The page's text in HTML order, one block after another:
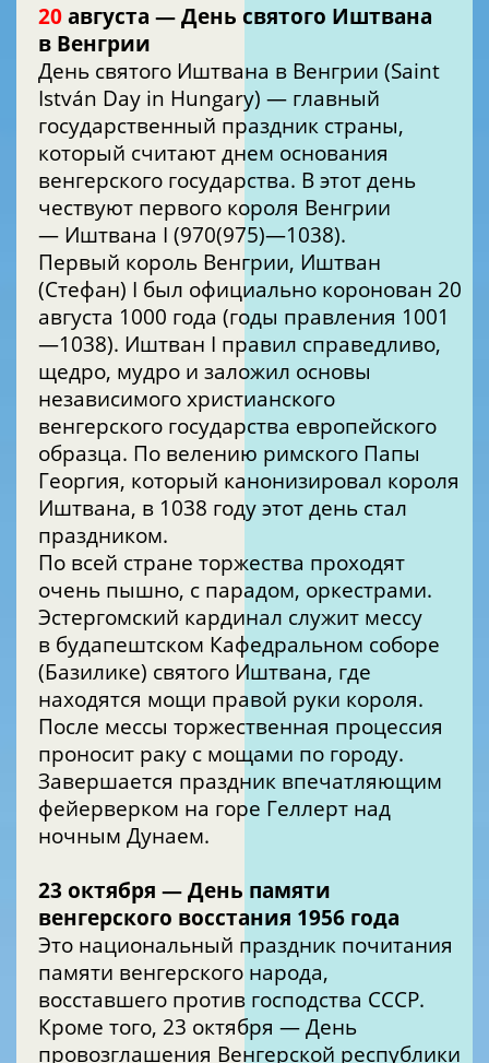
20 августа — День святого Иштвана
в Венгрии
День святого Иштвана в Венгрии (Saint
István Day in Hungary) — главный
государственный праздник страны,
который считают днем основания
венгерского государства. В этот день
чествуют первого короля Венгрии
— Иштвана I (970(975)—1038).
Первый король Венгрии, Иштван
(Стефан) I был официально коронован 20
августа 1000 года (годы правления 1001
—1038). Иштван I правил справедливо,
щедро, мудро и заложил основы
независимого христианского
венгерского государства европейского
образца. По велению римского Папы
Георгия, который канонизировал короля
Иштвана, в 1038 году этот день стал
праздником.
По всей стране торжества проходят
очень пышно, с парадом, оркестрами.
Эстергомский кардинал служит мессу
в будапештском Кафедральном соборе
(Базилике) святого Иштвана, где
находятся мощи правой руки короля.
После мессы торжественная процессия
проносит раку с мощами по городу.
Завершается праздник впечатляющим
фейерверком на горе Геллерт над
ночным Дунаем.
23 октября — День памяти
венгерского восстания 1956 года
Это национальный праздник почитания
памяти венгерского народа,
восставшего против господства СССР.
Кроме того, 23 октября — День
провозглашения Венгерской республики